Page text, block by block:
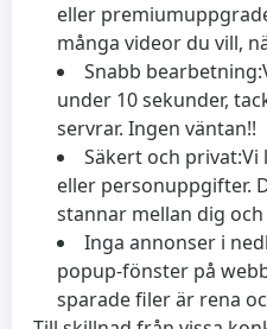
eller
många videor du vill,
Snabb bearbetning:
under 10 sekunder,
servrar. Ingen väntan!!
Säkert och privat:Vi
eller personuppgifter.
stannar mellan dig
Inga annonser i
popup-fönster på
sparade filer är rena